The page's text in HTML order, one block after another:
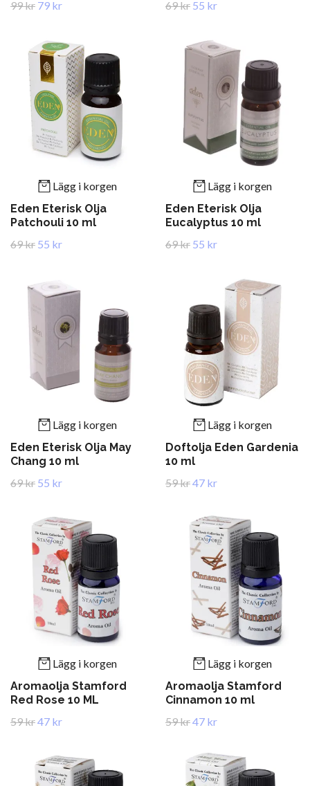
99 kr 79 kr 69 kr 55 kr
Lägg i korgen
Eden Eterisk Olja
Patchouli 10 ml
69 kr 55 kr
Lägg i korgen
Eden Eterisk Olja
Eucalyptus 10 ml
69 kr 55 kr
Lägg i korgen
Eden Eterisk Olja May
Chang 10 ml
69 kr 55 kr
Lägg i korgen
Doftolja Eden Gardenia
10 ml
59 kr47 kr
Lägg i korgen
Aromaolja Stamford
Red Rose 10 ML
59 kr47 kr
Lägg i korgen
Aromaolja Stamford
Cinnamon 10 ml
59 kr47 kr